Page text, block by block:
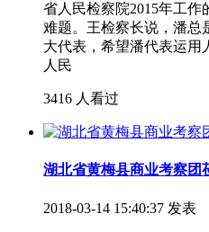
省人民检察院2015年工
难题。王检察长说，潘总
大代表，希望潘代表运用
人民
3416 人看过
湖北省黄梅县商业考察团
2018-03-14 15:40:37 发表